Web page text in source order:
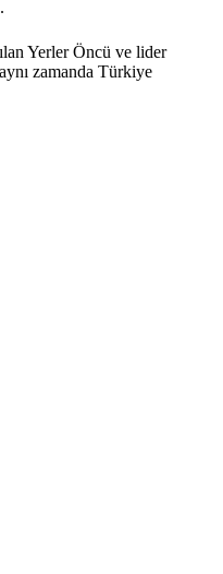
Yerler Öncü ve lider
zamanda Türkiye